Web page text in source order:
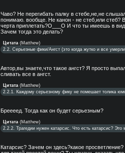
Чаво? Не перегибать палку в стебе,не,не
понимаю. вообще. Не канон - не стеб,или стеб?
черта приплетать?O___O И что ты имеешь в
Зачем тогда это делать?
Цитата (Matthew)
2.2. Серьезные фики/Ангст (это когда жутко и все
Автор,вы знаете,что такое ангст? Я просто
сливать все в ангст.
Цитата (Matthew)
2.2.1. Каждому серьезному фику не помешает толика
Бреееед. Тогда как он будет серьезным?
Цитата (Matthew)
2.2.2. Трагедии нужен катарсис. Что есть катарсис? Это
Катарсис? Зачем он здесь?какое